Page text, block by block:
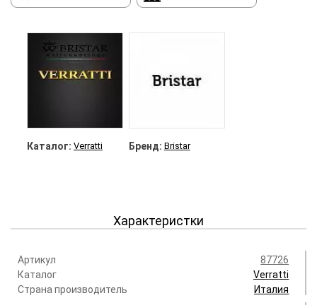
Каталог: Verratti Бренд: Bristar
Характеристки
Артикул
87726
Каталог
Verratti
Страна производитель
Италия